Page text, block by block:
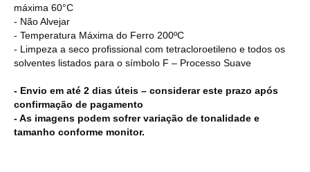
máxima 60°C
- Não Alvejar
- Temperatura Máxima do Ferro 200ºC
- Limpeza a seco profissional com tetracloroetileno e todos os
solventes listados para o símbolo F – Processo Suave
- Envio em até 2 dias úteis – considerar este prazo após
confirmação de pagamento
- As imagens podem sofrer variação de tonalidade e
tamanho conforme monitor.